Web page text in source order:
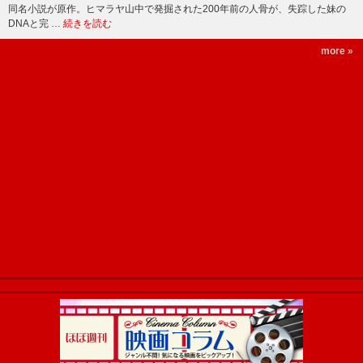
同名小説が原作。ヒマラヤ山中で発掘された200年前の人骨が、失踪した妹の
DNAと完 … 続きを読む
more »